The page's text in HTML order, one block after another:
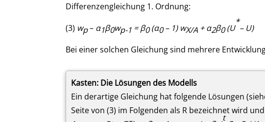
Differenzengleichung 1. Ordnung:
(3) wp– α1β0wp-1 =β0(α0– 1) wX/A + α2β0(U
*
– U)
Bei einer solchen Gleichung sind mehrere
Kasten: Die Lösungen des Modells
Ein derartige Gleichung hat folgende Lösungen
Seite von (3) im Folgenden als R bezeichnet wird
t